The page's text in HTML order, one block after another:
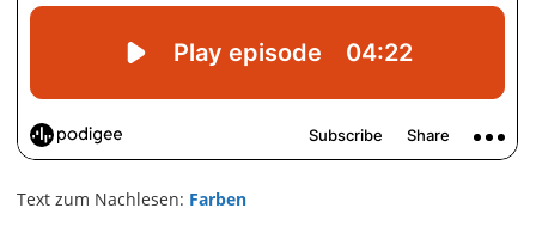
Text zum Nachlesen: Farben